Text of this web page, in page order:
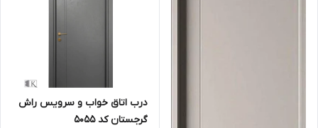
درب اتاق خواب و سرویس راش
گرجستان کد ۵۰۵۵